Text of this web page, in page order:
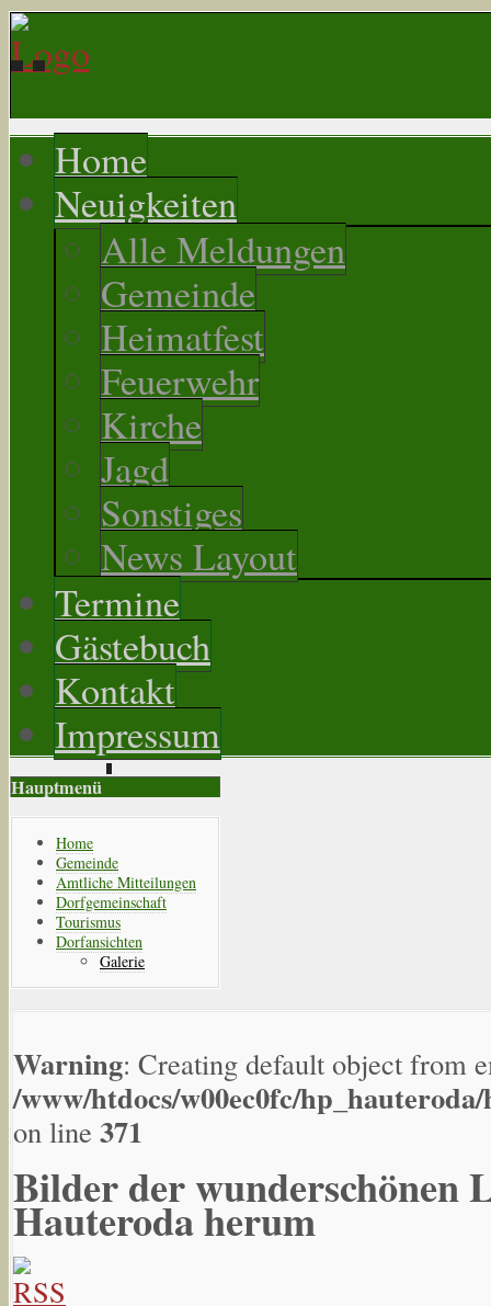
Home
Neuigkeiten
Alle Meldungen
Gemeinde
Heimatfest
Feuerwehr
Kirche
Jagd
Sonstiges
News Layout
Termine
Gästebuch
Kontakt
Impressum
Hauptmenü
Home
Gemeinde
Amtliche Mitteilungen
Dorfgemeinschaft
Tourismus
Dorfansichten
Galerie
Warning: Creating default object from
/www/htdocs/w00ec0fc/
on line 371
Bilder der wunderschönen
Hauteroda herum